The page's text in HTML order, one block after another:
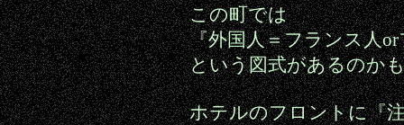
この町では
『外国人＝フランス人
という図式があるのか
ホテルのフロントに『